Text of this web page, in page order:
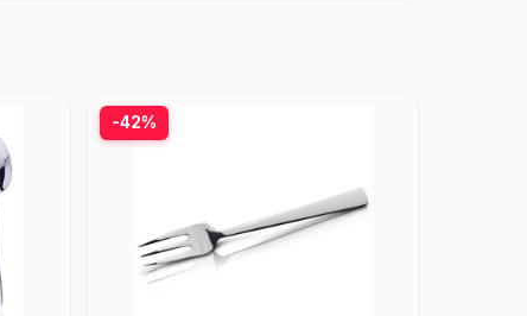
-42%